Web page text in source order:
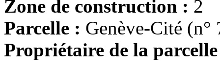
Zone de construction : 2
Parcelle : Genève-Cité (n°
Propriétaire de la